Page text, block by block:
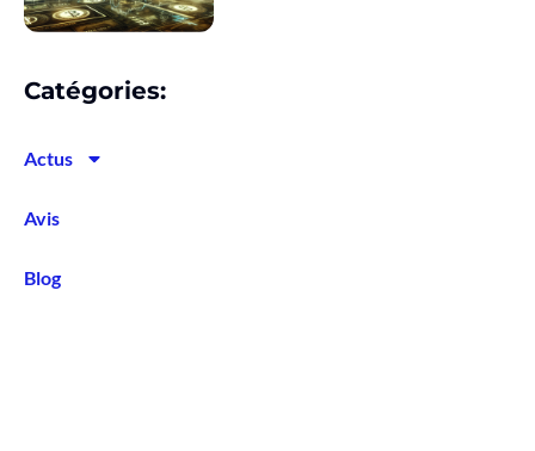
Catégories:
Actus
Avis
Blog